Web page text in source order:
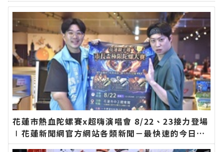
花蓮市熱血陀螺賽x超嗨演唱會 8/22、23接力登場
∣花蓮新聞網官方網站各類新聞－最快速的今日新
聞報導 最新的在地資訊！